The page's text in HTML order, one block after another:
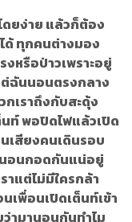
ง่าย แล้วก็ต้อง
ด้ ทุกคนต่างมอง
หรือป่าวเพราะอยู่
ฉันนอนตรงกลาง
เราถึงกับสะดุ้ง
ท์ พอปิดไฟแล้วเปิด
เสียงคนเดินรอบ
นอนกอดกันแน่อยู่
าแต่ไม่มีใครกล้า
เพื่อนเปิดเต็นท์เข้า
ามานอนกันทำไม